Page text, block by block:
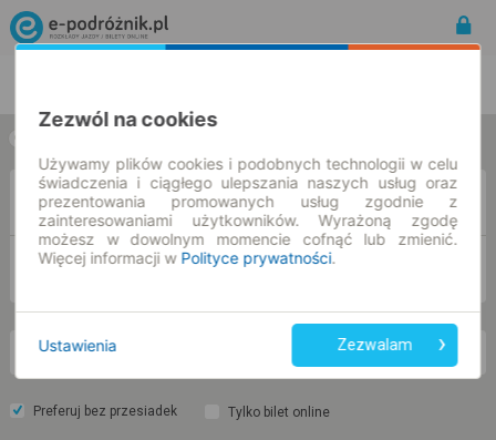
Z
DO
so. 8 sie.
Preferuj bez przesiadek Tylko bilet online
Zezwól na cookies
Używamy plików cookies i podobnych technologii w celu
świadczenia i ciągłego ulepszania naszych usług oraz
prezentowania promowanych usług zgodnie z
zainteresowaniami użytkowników. Wyrażoną zgodę
możesz w dowolnym momencie cofnąć lub zmienić.
Więcej informacji w Polityce prywatności.
Ustawienia Zezwalam